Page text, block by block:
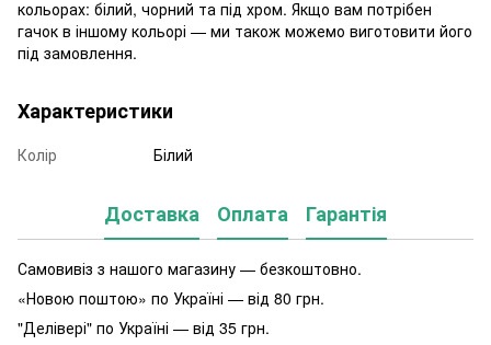
кольорах: білий, чорний та під хром. Якщо вам потрібен
гачок в іншому кольорі — ми також можемо виготовити його
під замовлення.
Характеристики
Колір Білий
Доставка Оплата Гарантія
Самовивіз з нашого магазину — безкоштовно.
«Новою поштою» по Україні — від 80 грн.
"Делівері" по Україні — від 35 грн.